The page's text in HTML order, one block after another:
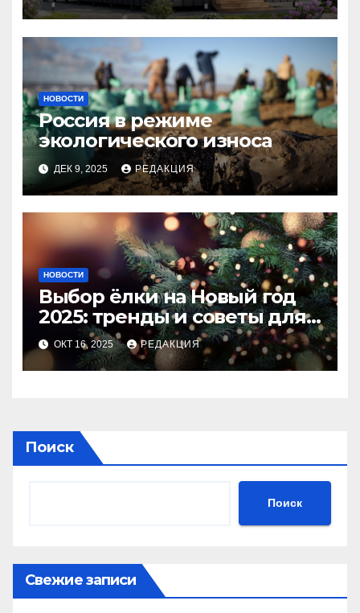
НОВОСТИ
Россия в режиме
экологического износа
ДЕК 9, 2025 РЕДАКЦИЯ
НОВОСТИ
Выбор ёлки на Новый год
2025: тренды и советы для
идеального праздника
ОКТ 16, 2025 РЕДАКЦИЯ
Поиск
Поиск
Свежие записи